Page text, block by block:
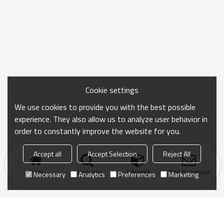
Inicio búsqueda categoría Enviar consulta
Cookie settings
We use cookies to provide you with the best possible
experience. They also allow us to analyze user behavior in
order to constantly improve the website for you.
Accept all Accept Selection
Reject All
Necessary
Analytics Preferences Marketing